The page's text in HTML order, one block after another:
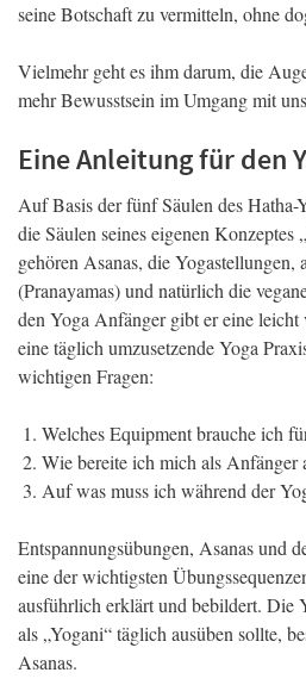
seine Botschaft zu vermitteln, ohne
Vielmehr geht es ihm darum, die
mehr Bewusstsein im Umgang mit
Eine Anleitung für den
Auf Basis der fünf Säulen des Hatha-
die Säulen seines eigenen Konzeptes
gehören Asanas, die Yogastellungen,
(Pranayamas) und natürlich die
den Yoga Anfänger gibt er eine
eine täglich umzusetzende Yoga
wichtigen Fragen:
Welches Equipment brauche ich
Wie bereite ich mich als Anfänger
Auf was muss ich während der
Entspannungsübungen, Asanas und
eine der wichtigsten
ausführlich erklärt und bebildert. Die
als „Yogani“ täglich ausüben sollte,
Asanas.